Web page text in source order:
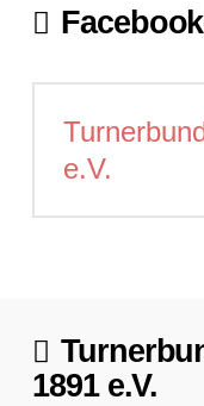
e.V.
1891 e.V.